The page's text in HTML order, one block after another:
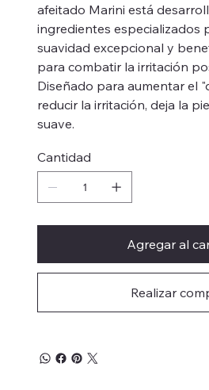
afeitado Marini está
ingredientes especializados
suavidad excepcional y
para combatir la irritación
Diseñado para aumentar el
reducir la irritación, deja la
suave.
Cantidad
Agregar al
Realizar